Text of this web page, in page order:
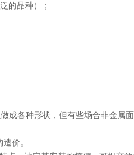
的品种）；
成各种形状，但有些场合非金属
价。